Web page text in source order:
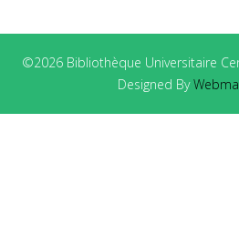
©2026 Bibliothèque Universitaire
Designed By